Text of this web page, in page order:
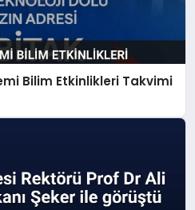
Bilim Etkinlikleri Takvimi